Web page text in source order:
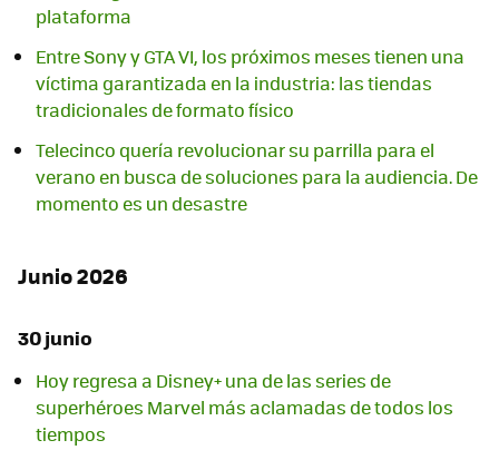
plataforma
Entre Sony y GTA VI, los próximos meses tienen una
víctima garantizada en la industria: las tiendas
tradicionales de formato físico
Telecinco quería revolucionar su parrilla para el
verano en busca de soluciones para la audiencia. De
momento es un desastre
Junio 2026
30 junio
Hoy regresa a Disney+ una de las series de
superhéroes Marvel más aclamadas de todos los
tiempos